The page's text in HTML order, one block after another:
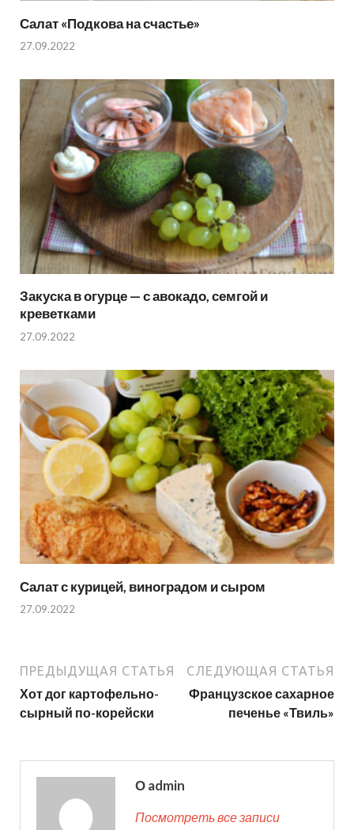
Салат «Подкова на счастье»
27.09.2022
Закуска в огурце — с авокадо, семгой и
креветками
27.09.2022
Салат с курицей, виноградом и сыром
27.09.2022
ПРЕДЫДУЩАЯ СТАТЬЯ
Хот дог картофельно-
сырный по-корейски
СЛЕДУЮЩАЯ СТАТЬЯ
Французское сахарное
печенье «Твиль»
О admin
Посмотреть все записи